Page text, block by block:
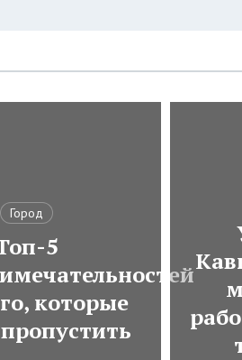
Город
5
которые